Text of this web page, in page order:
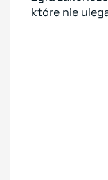
które nie